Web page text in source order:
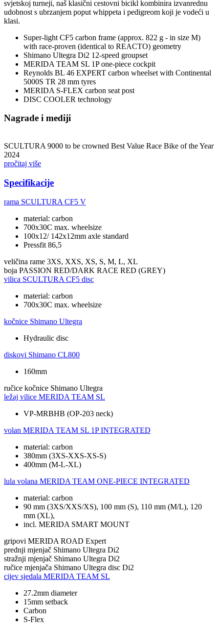
svjetskoj turneji, naš klasični cestovni bicikl kombinira izvanrednu
udobnost s ubrzanjem poput whippeta i pedigreom koji je vodeći u
klasi.
Super-light CF5 carbon frame (approx. 822 g - in size M)
with race-proven (identical to REACTO) geometry
Shimano Ultegra Di2 12-speed groupset
MERIDA TEAM SL 1P one-piece cockpit
Reynolds BL 46 EXPERT carbon wheelset with Continental
5000S TR 28 mm tyres
MERIDA S-FLEX carbon seat post
DISC COOLER technology
Nagrade i mediji
SCULTURA 9000 to be crowned Best Value Race Bike of the Year
2024
pročitaj više
Specifikacije
rama SCULTURA CF5 V
material: carbon
700x30C max. wheelsize
100x12/ 142x12mm axle standard
Pressfit 86,5
veličina rame 3XS, XXS, XS, S, M, L, XL
boja PASSION RED/DARK RACE RED (GREY)
vilica SCULTURA CF5 disc
material: carbon
700x30C max. wheelsize
kočnice Shimano Ultegra
Hydraulic disc
diskovi Shimano CL800
160mm
ručice kočnice Shimano Ultegra
ležaj vilice MERIDA TEAM SL
VP-MRBHB (OP-203 neck)
volan MERIDA TEAM SL 1P INTEGRATED
material: carbon
380mm (3XS-XXS-XS-S)
400mm (M-L-XL)
lula volana MERIDA TEAM ONE-PIECE INTEGRATED
material: carbon
90 mm (3XS/XXS/XS), 100 mm (S), 110 mm (M/L), 120
mm (XL),
incl. MERIDA SMART MOUNT
gripovi MERIDA ROAD Expert
prednji mjenjač Shimano Ultegra Di2
stražnji mjenjač Shimano Ultegra Di2
ručice mjenjača Shimano Ultegra disc Di2
cijev sjedala MERIDA TEAM SL
27.2mm diameter
15mm setback
Carbon
S-Flex